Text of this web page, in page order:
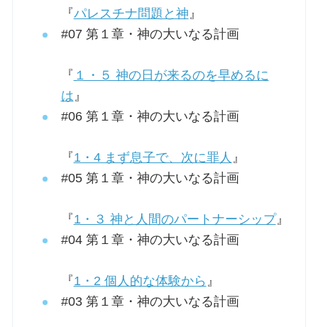
『パレスチナ問題と神』
#07 第１章・神の大いなる計画
『 １・５ 神の日が来るのを早めるに
は』
#06 第１章・神の大いなる計画
『1・4 まず息子で、次に罪人 』
#05 第１章・神の大いなる計画
『1・３ 神と人間のパートナーシップ』
#04 第１章・神の大いなる計画
『1・2 個人的な体験から 』
#03 第１章・神の大いなる計画